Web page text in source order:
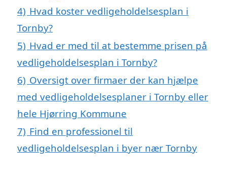
4) Hvad koster vedligeholdelsesplan i
Tornby?
5) Hvad er med til at bestemme prisen på
vedligeholdelsesplan i Tornby?
6) Oversigt over firmaer der kan hjælpe
med vedligeholdelsesplaner i Tornby eller
hele Hjørring Kommune
7) Find en professionel til
vedligeholdelsesplan i byer nær Tornby